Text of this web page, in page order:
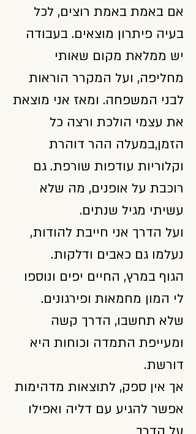
אם באמת באמת רוצים, לכל
בעיה פיתרון מוצאים. בעבודה
יש ממלאת מקום שאותי
מחליפה, ועל המקרר הוראות
לבני המשפחה. ומאז אני מוצאת
את עצמי הולכת ורצה כל
הזמן,במעלה ההר דוהרת
וקלוריות עודפות שורפת. גם
רוכבת על אופנים, מה שלא
עשיתי מגיל שנתים.
ועל הדרך אני חייבת להודות,
נעלמו גם כאבים ודלקות.
הגוף במרץ, החיים יפים ונוספו
לי המון מחמאות ופירגונים.
שלא תחשבו, הדרך קשה
ומעייפת התמדה וכוחות היא
דורשת.
אך אין ספק, לתוצאות מדהימות
אפשר להגיע עם דליה ואפילו